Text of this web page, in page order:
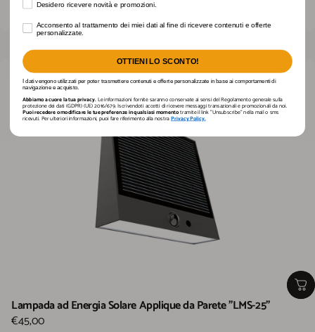
€40,00
Lampada ad Energia Solare Applique da Parete "LMS-25"
€45,00
Desidero ricevere novità e promozioni.
Desidero ricevere novità e promozioni.
Acconsento al trattamento dei miei dati al fine di ricevere contenuti e offerte
Acconsento al trattamento dei miei dati al fine di ricevere contenuti e offerte
personalizzate.
OTTIENI LO SCONTO!
I dati vengono utilizzati per poter trasmettere contenuti e offerte personalizzate in base ai comportamenti di
navigazione e acquisto.
Abbiamo a cuore la tua privacy.Le informazioni fornite saranno conservate ai sensi del Regolamento generale sulla
protezione dei dati (GDPR) (UE) 2016/679. Iscrivendoti accetti di ricevere messaggi transazionali e promozionali da noi.
Puoi recedere o modificare le tue preferenze in qualsiasi momentotramite il link "Unsubscribe" nella mail o sms
ricevuti. Per ulteriori informazioni, puoi fare riferimento alla nostraPrivacy Policy.